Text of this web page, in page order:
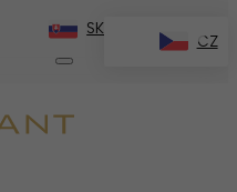
SK
CZ
✕